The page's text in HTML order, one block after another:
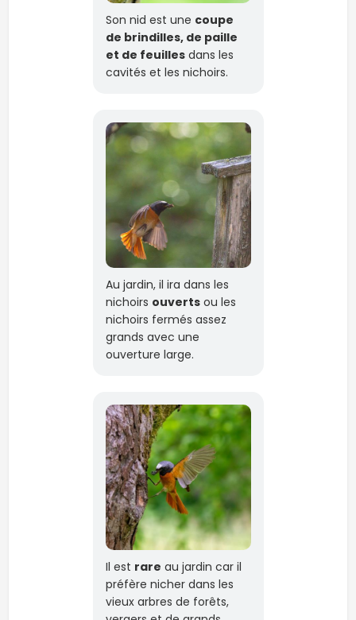
Son nid est une coupe
de brindilles, de paille
et de feuillesdans les
cavités et les nichoirs.
Au jardin, il ira dans les
nichoirs ouvertsou les
nichoirs fermés assez
grands avec une
ouverture large.
Il est rare au jardin car il
préfère nicher dans les
vieux arbres de forêts,